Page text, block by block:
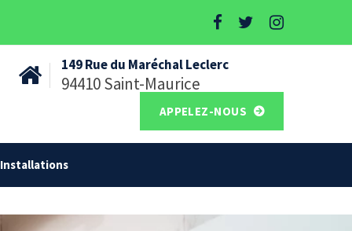
149 Rue du Maréchal Leclerc
94410 Saint-Maurice
APPELEZ-NOUS